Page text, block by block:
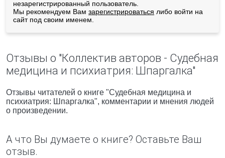
незарегистрированный пользователь.
Мы рекомендуем Вам зарегистрироваться либо войти на
сайт под своим именем.
Отзывы о "Коллектив авторов - Судебная
медицина и психиатрия: Шпаргалка"
Отзывы читателей о книге "Судебная медицина и
психиатрия: Шпаргалка", комментарии и мнения людей
о произведении.
А что Вы думаете о книге? Оставьте Ваш
отзыв.